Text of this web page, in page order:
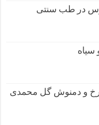
در طب سنتی
سیاه
و دمنوش گل محمدی